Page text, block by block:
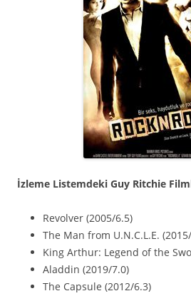
İzleme Listemdeki Guy Ritchie
Revolver (2005/6.5)
The Man from U.N.C.L.E.
King Arthur: Legend of the
Aladdin (2019/7.0)
The Capsule (2012/6.3)